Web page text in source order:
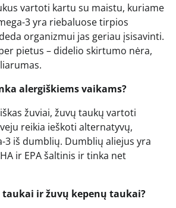
vartoti kartu su maistu, kuriame
3 yra riebaluose tirpios
organizmui jas geriau įsisavinti.
pietus – didelio skirtumo nėra,
alergiškiems vaikams?
žuviai, žuvų taukų vartoti
reikia ieškoti alternatyvų,
3 iš dumblių. Dumblių aliejus yra
ir EPA šaltinis ir tinka net
taukai ir žuvų kepenų taukai?